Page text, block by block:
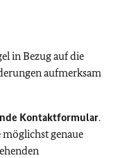
in Bezug auf die
aufmerksam
Kontaktformular.
genaue